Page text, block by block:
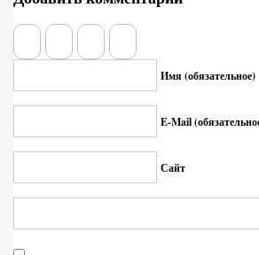
Имя (обязательное)
E-Mail
Сайт